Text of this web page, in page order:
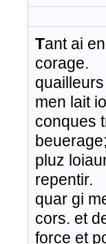
Tant ai
corage.
men lait
conques
beuerage;
pluz
repentir.
quar gi
cors. et
force et